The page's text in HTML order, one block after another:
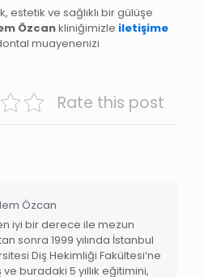
estetik ve sağlıklı bir gülüşe
Özcankliniğimizle iletişime
muayenenizi
Rate this post
Özcan
iyi bir derece ile mezun
sonra 1999 yılında İstanbul
Diş Hekimliği Fakültesi’ne
buradaki 5 yıllık eğitimini,